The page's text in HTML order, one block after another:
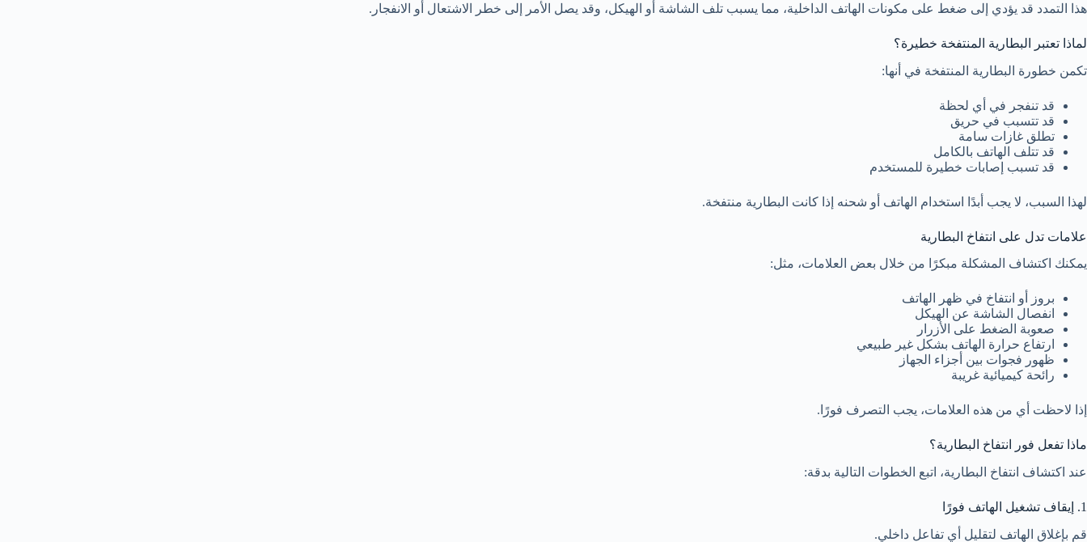
هذا التمدد قد يؤدي إلى ضغط على مكونات الهاتف الداخلية، مما يسبب تلف الشاشة أو الهيكل، وقد يصل الأمر إلى خطر الاشتعال أو الانفجار.
لماذا تعتبر البطارية المنتفخة خطيرة؟
تكمن خطورة البطارية المنتفخة في أنها:
قد تنفجر في أي لحظة
قد تتسبب في حريق
تطلق غازات سامة
قد تتلف الهاتف بالكامل
قد تسبب إصابات خطيرة للمستخدم
لهذا السبب، لا يجب أبدًا استخدام الهاتف أو شحنه إذا كانت البطارية منتفخة.
علامات تدل على انتفاخ البطارية
يمكنك اكتشاف المشكلة مبكرًا من خلال بعض العلامات، مثل:
بروز أو انتفاخ في ظهر الهاتف
انفصال الشاشة عن الهيكل
صعوبة الضغط على الأزرار
ارتفاع حرارة الهاتف بشكل غير طبيعي
ظهور فجوات بين أجزاء الجهاز
رائحة كيميائية غريبة
إذا لاحظت أي من هذه العلامات، يجب التصرف فورًا.
ماذا تفعل فور انتفاخ البطارية؟
عند اكتشاف انتفاخ البطارية، اتبع الخطوات التالية بدقة:
1. إيقاف تشغيل الهاتف فورًا
قم بإغلاق الهاتف لتقليل أي تفاعل داخلي.